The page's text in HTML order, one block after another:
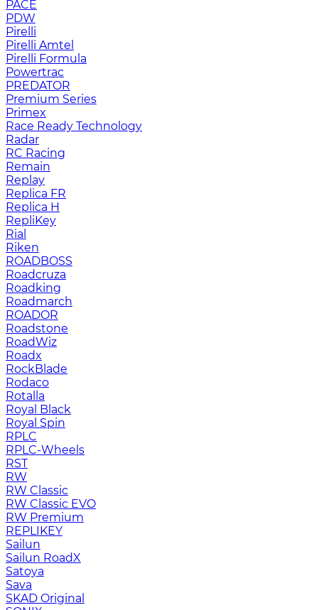
PACE
PDW
Pirelli
Pirelli Amtel
Pirelli Formula
Powertrac
PREDATOR
Premium Series
Primex
Race Ready Technology
Radar
RC Racing
Remain
Replay
Replica FR
Replica H
RepliKey
Rial
Riken
ROADBOSS
Roadcruza
Roadking
Roadmarch
ROADOR
Roadstone
RoadWiz
Roadx
RockBlade
Rodaco
Rotalla
Royal Black
Royal Spin
RPLC
RPLC-Wheels
RST
RW
RW Classic
RW Classic EVO
RW Premium
RЕPLIKEY
Sailun
Sailun RoadX
Satoya
Sava
SKAD Original